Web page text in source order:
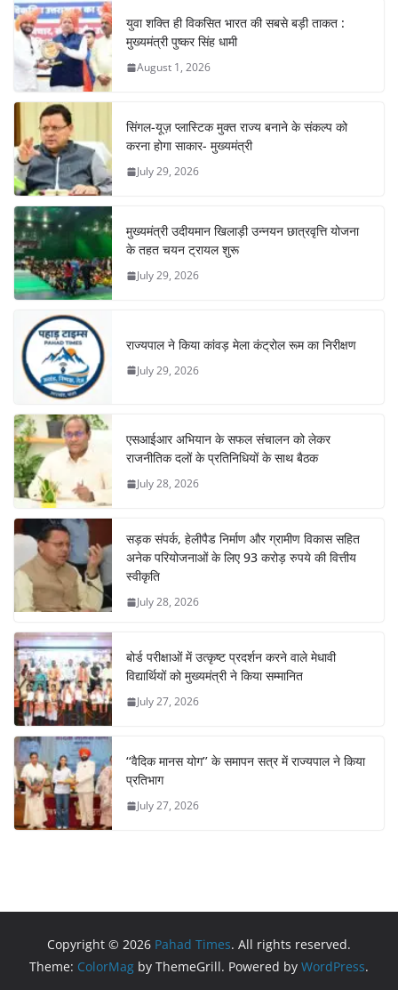
युवा शक्ति ही विकसित भारत की सबसे बड़ी ताकत :
मुख्यमंत्री पुष्कर सिंह धामी
August 1, 2026
सिंगल-यूज़ प्लास्टिक मुक्त राज्य बनाने के संकल्प को
करना होगा साकार- मुख्यमंत्री
July 29, 2026
मुख्यमंत्री उदीयमान खिलाड़ी उन्नयन छात्रवृत्ति योजना
के तहत चयन ट्रायल शुरू
July 29, 2026
राज्यपाल ने किया कांवड़ मेला कंट्रोल रूम का निरीक्षण
July 29, 2026
एसआईआर अभियान के सफल संचालन को लेकर
राजनीतिक दलों के प्रतिनिधियों के साथ बैठक
July 28, 2026
सड़क संपर्क, हेलीपैड निर्माण और ग्रामीण विकास सहित
अनेक परियोजनाओं के लिए 93 करोड़ रुपये की वित्तीय
स्वीकृति
July 28, 2026
बोर्ड परीक्षाओं में उत्कृष्ट प्रदर्शन करने वाले मेधावी
विद्यार्थियों को मुख्यमंत्री ने किया सम्मानित
July 27, 2026
‘‘वैदिक मानस योग’’ के समापन सत्र में राज्यपाल ने किया
प्रतिभाग
July 27, 2026
Copyright © 2026 Pahad Times. All rights reserved.
Theme: ColorMag by ThemeGrill. Powered by WordPress.